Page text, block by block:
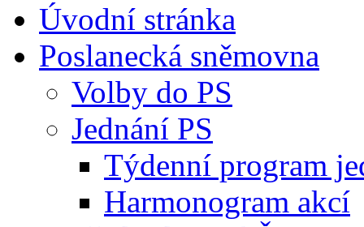
Úvodní stránka
Poslanecká sněmovna
Volby do PS
Jednání PS
Týdenní program
Harmonogram akcí